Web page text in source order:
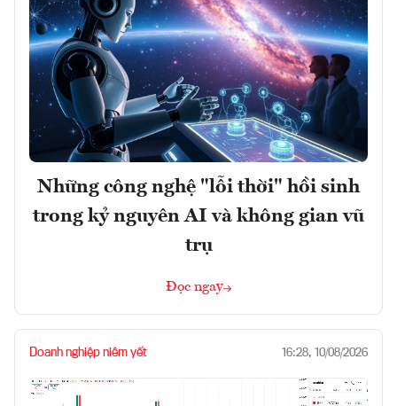
Những công nghệ "lỗi thời" hồi sinh
trong kỷ nguyên AI và không gian vũ
trụ
Đọc ngay
Doanh nghiệp niêm yết 16:28, 10/08/2026